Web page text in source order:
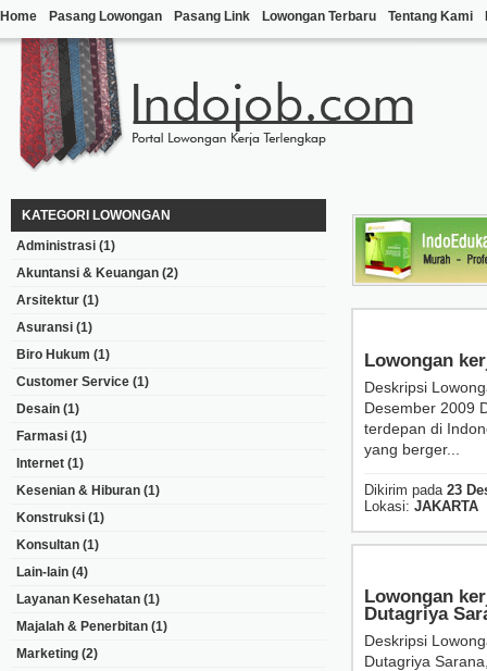
Home Pasang Lowongan Pasang Link Lowongan Terbaru Tentang Kami
KATEGORI LOWONGAN
Administrasi (1)
Akuntansi & Keuangan (2)
Arsitektur (1)
Asuransi (1)
Biro Hukum (1)
Customer Service (1)
Desain (1)
Farmasi (1)
Internet (1)
Kesenian & Hiburan (1)
Konstruksi (1)
Konsultan (1)
Lain-lain (4)
Layanan Kesehatan (1)
Majalah & Penerbitan (1)
Marketing (2)
Lowongan
Deskripsi
Desember 2009
terdepan di
yang berger...
Dikirim pada 23
Lokasi: JAKARTA
Lowongan
Dutagriya
Deskripsi
Dutagriya